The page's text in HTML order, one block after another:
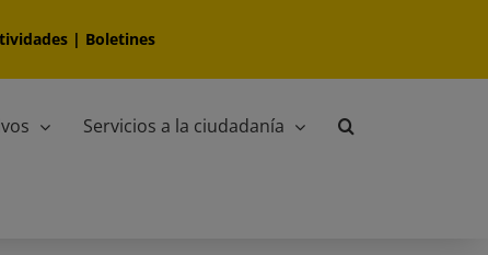
| Boletines
Servicios a la ciudadanía